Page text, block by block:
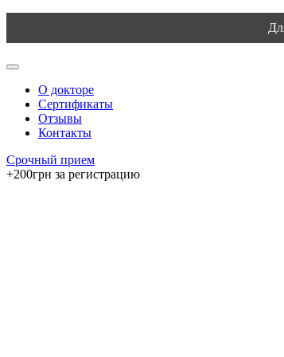
О докторе
Сертификаты
Отзывы
Контакты
Срочный прием
+200грн за регистрацию